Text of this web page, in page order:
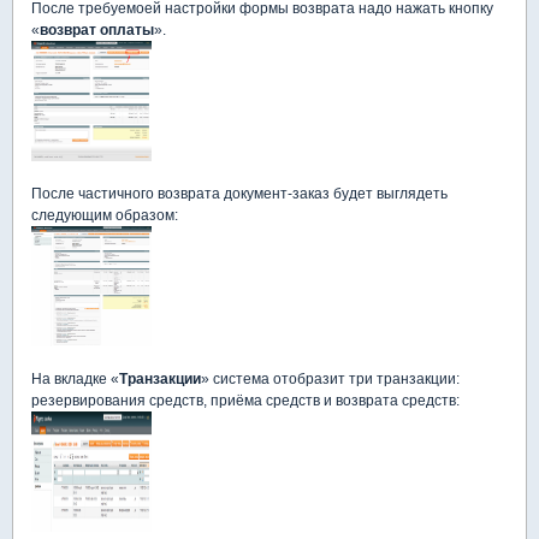
После требуемоей настройки формы возврата надо нажать кнопку
«возврат оплаты».
После частичного возврата документ-заказ будет выглядеть
следующим образом:
На вкладке «Транзакции» система отобразит три транзакции:
резервирования средств, приёма средств и возврата средств: